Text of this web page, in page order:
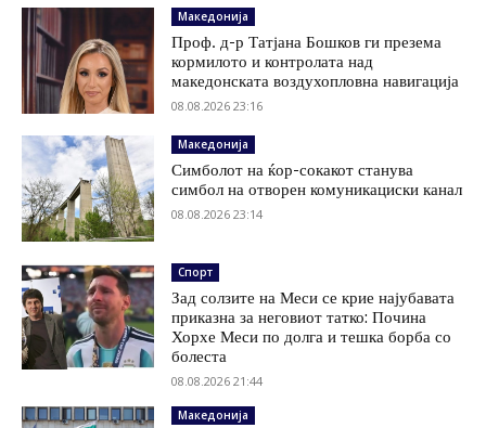
Македонија
Проф. д-р Татјана Бошков ги презема
кормилото и контролата над
македонската воздухопловна навигација
08.08.2026 23:16
Македонија
Симболот на ќор-сокакот станува
симбол на отворен комуникациски канал
08.08.2026 23:14
Спорт
Зад солзите на Меси се крие најубавата
приказна за неговиот татко: Почина
Хорхе Меси по долга и тешка борба со
болеста
08.08.2026 21:44
Македонија